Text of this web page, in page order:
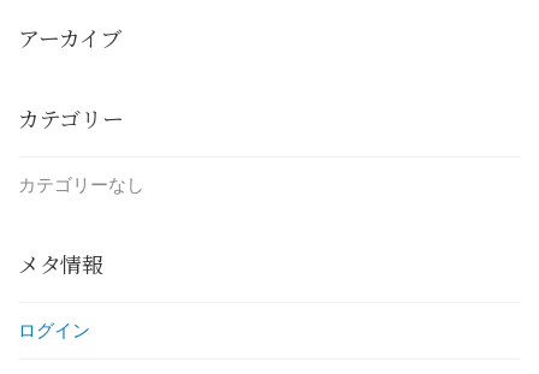
アーカイブ
カテゴリー
カテゴリーなし
メタ情報
ログイン